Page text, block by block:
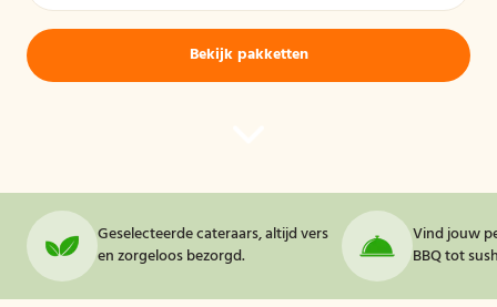
Bekijk pakketten
Geselecteerde cateraars, altijd vers
en zorgeloos bezorgd.
Vind jouw
BBQ tot